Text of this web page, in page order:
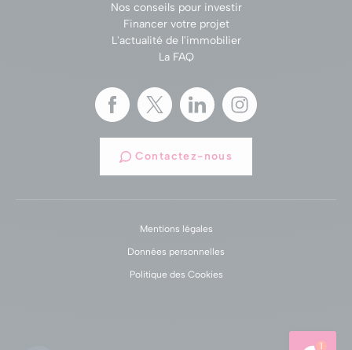
Nos conseils pour investir
Financer votre projet
L'actualité de l'immobilier
La FAQ
Contactez-nous
Mentions légales
Données personnelles
Politique des Cookies
1